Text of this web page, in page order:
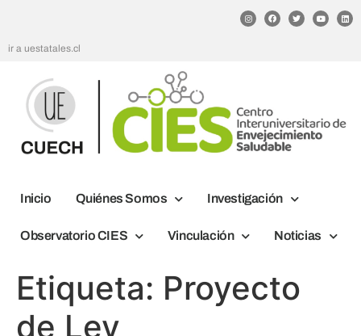
ir a uestatales.cl
Inicio Quiénes Somos Investigación
Observatorio CIES Vinculación Noticias
Etiqueta: Proyecto
de Ley